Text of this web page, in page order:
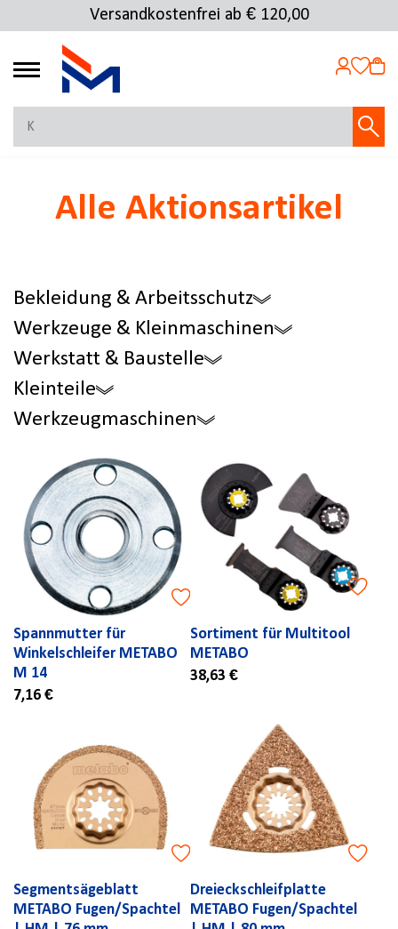
Versandkostenfrei ab € 120,00
4.72
Jetzt anmelden
Alle Aktionsartikel
Bekleidung & Arbeitsschutz
Werkzeuge & Kleinmaschinen
Werkstatt & Baustelle
Kleinteile
Werkzeugmaschinen
Spannmutter für
Winkelschleifer METABO
M 14
7,16 €
Sortiment für Multitool
METABO
38,63 €
Segmentsägeblatt
METABO Fugen/Spachtel
Dreieckschleifplatte
METABO Fugen/Spachtel